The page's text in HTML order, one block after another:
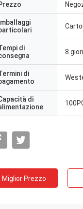
Imballaggi
di
8
di
di
Miglior Prezzo